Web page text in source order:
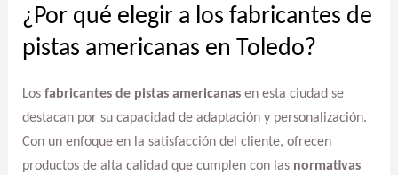
¿Por qué elegir a los fabricantes de
pistas americanas en Toledo?
Los fabricantes de pistas americanasen esta ciudad se
destacan por su capacidad de adaptación y personalización.
Con un enfoque en la satisfacción del cliente, ofrecen
productos de alta calidad que cumplen con las normativas